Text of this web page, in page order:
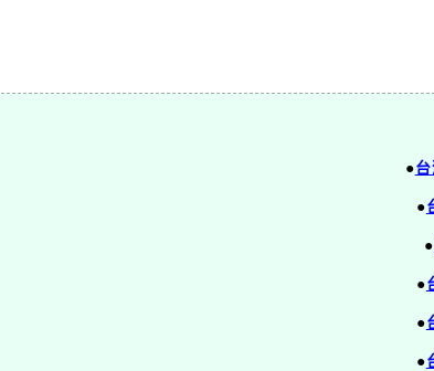
●
●
●
●
●
●